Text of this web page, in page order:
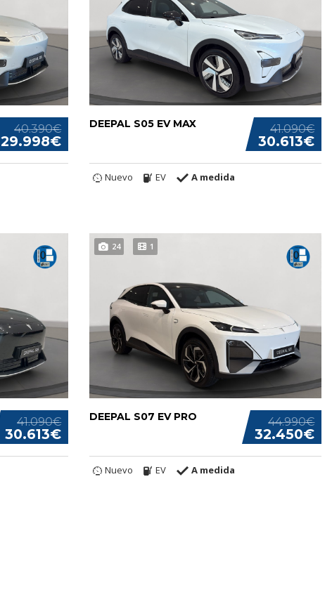
40.390€
29.998€
41.090€
30.613€
DEEPAL S05 EV MAX
Nuevo EV A medida
41.090€
30.613€
24 1
44.990€
32.450€
DEEPAL S07 EV PRO
Nuevo EV A medida